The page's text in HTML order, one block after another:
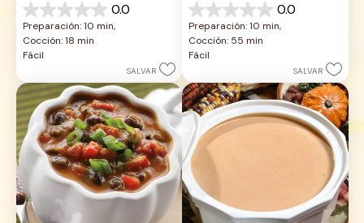
0.0
0.0
de
5
estrellas.
Preparación: 10 min,
Cocción: 18 min
Fácil
SALVAR
0.0
0.0
de
5
estrellas.
Preparación: 10 min,
Cocción: 55 min
Fácil
SALVAR